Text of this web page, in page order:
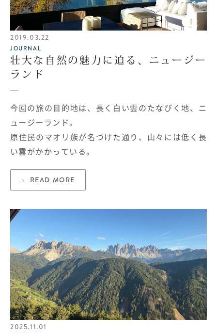
2019.03.22
JOURNAL
壮大な自然の魅力に迫る、ニュージー
ランド
今回の旅の目的地は、長く白い雲のたなびく地、ニ
ュージーランド。
原住民のマオリ族が名づけた通り、山々には低く長
い雲がかかっている。
READ MORE
2025.11.01